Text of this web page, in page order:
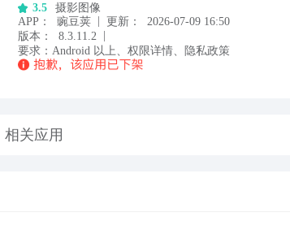
3.5
摄影图像
APP ： 豌豆荚 | 更新：
2026-07-09 16:50
版本：
8.3.11.2
|
要求： Android 以上 权限详情 隐私政策
相关应用